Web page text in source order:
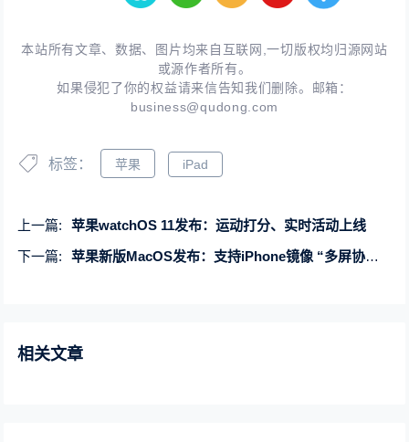
本站所有文章、数据、图片均来自互联网,一切版权均归源网站
或源作者所有。
如果侵犯了你的权益请来信告知我们删除。邮箱：
business@qudong.com
标签： 苹果 iPad
上一篇:
苹果watchOS 11发布：运动打分、实时活动上线
下一篇:
苹果新版MacOS发布：支持iPhone镜像 “多屏协同”来了
相关文章